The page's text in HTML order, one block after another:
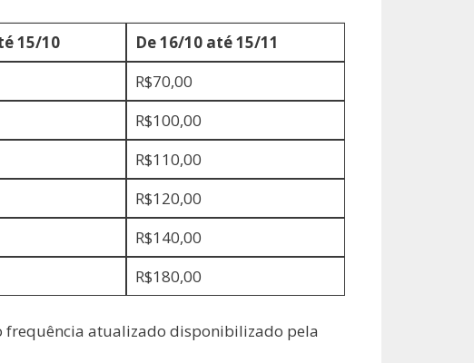
15/10
De 16/10 até 15/11
R$70,00
R$100,00
R$110,00
R$120,00
R$140,00
R$180,00
frequência atualizado disponibilizado pela